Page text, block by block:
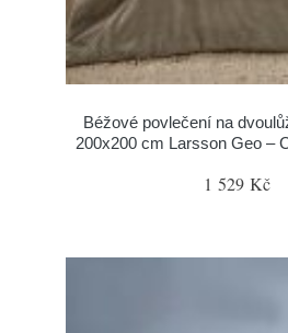
Béžové povlečení na
200x200 cm Larsson Geo –
1 529 Kč